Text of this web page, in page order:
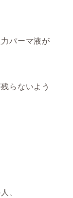
パーマ液が
らないよう
、